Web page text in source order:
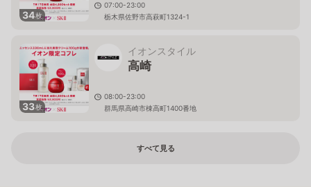
34枚
07:00-23:00
栃木県佐野市高萩町1324-1
33枚
イオンスタイル
高崎
08:00-23:00
群馬県高崎市棟高町1400番地
すべて見る